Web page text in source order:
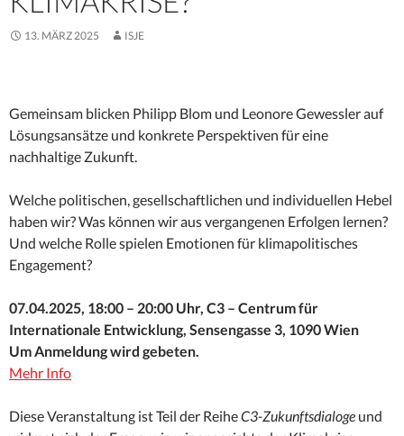
13. MÄRZ 2025 ISJE
Gemeinsam blicken Philipp Blom und Leonore Gewessler auf
Lösungsansätze und konkrete Perspektiven für eine
nachhaltige Zukunft.
Welche politischen, gesellschaftlichen und individuellen Hebel
haben wir? Was können wir aus vergangenen Erfolgen lernen?
Und welche Rolle spielen Emotionen für klimapolitisches
Engagement?
07.04.2025, 18:00 – 20:00 Uhr, C3 – Centrum für
Internationale Entwicklung, Sensengasse 3, 1090 Wien
Um Anmeldung wird gebeten.
Mehr Info
Diese Veranstaltung ist Teil der ReiheC3-Zukunftsdialoge und